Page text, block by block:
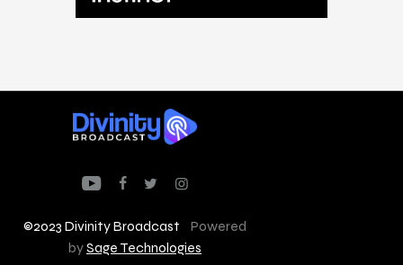
©2023 Divinity Broadcast Powered
bySage Technologies